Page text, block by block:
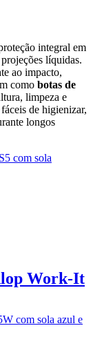
integral em
líquidas.
ao impacto,
como botas de
limpeza e
de higienizar,
longos
Work‑It